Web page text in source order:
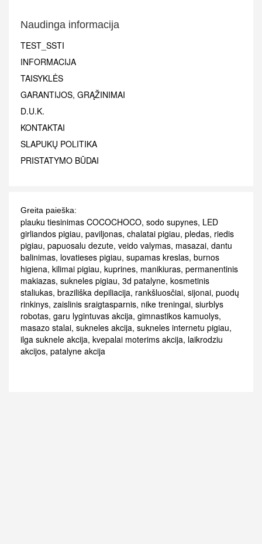
Naudinga informacija
TEST_SSTI
INFORMACIJA
TAISYKLĖS
GARANTIJOS, GRĄŽINIMAI
D.U.K.
KONTAKTAI
SLAPUKŲ POLITIKA
PRISTATYMO BŪDAI
Greita paieška:
plauku tiesinimas COCOCHOCO, sodo supynes, LED
girliandos pigiau, paviljonas, chalatai pigiau, pledas, riedis
pigiau, papuosalu dezute, veido valymas, masazai, dantu
balinimas, lovatieses pigiau, supamas kreslas, burnos
higiena, kilimai pigiau, kuprines, manikiuras, permanentinis
makiazas, sukneles pigiau, 3d patalyne, kosmetinis
staliukas, braziliška depiliacija, rankšluosčiai, sijonai, puodų
rinkinys, zaislinis sraigtasparnis, nike treningai, siurblys
robotas, garu lygintuvas akcija, gimnastikos kamuolys,
masazo stalai, sukneles akcija, sukneles internetu pigiau,
ilga suknele akcija, kvepalai moterims akcija, laikrodziu
akcijos, patalyne akcija